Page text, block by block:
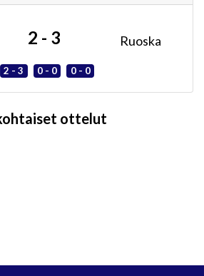
2 - 3 Ruoska
2 - 3 0 - 0 0 - 0
ottelut